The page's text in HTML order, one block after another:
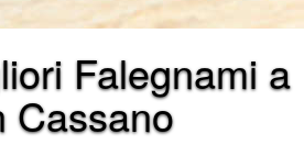
Falegnami a
Cassano